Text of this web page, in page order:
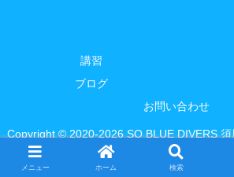
講習
ブログ
お問い合わせ
Copyright © 2020-2026 SO BLUE DIVERS
メニュー ホーム 検索